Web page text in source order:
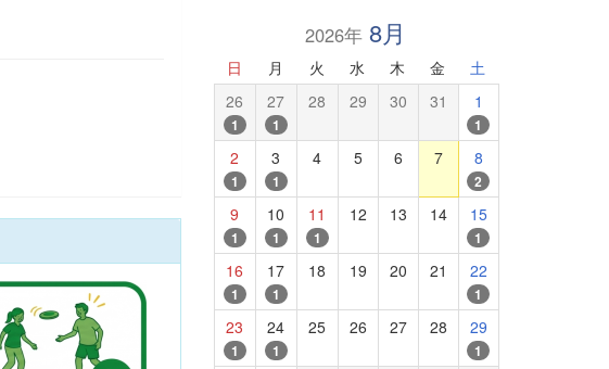
2026年 8月
日 月 火 水 木 金 土
26
1
27
1
28 29 30 31 1
1
2
1
3
1
4 5 6 7 8
2
9
1
10
1
11
1
12 13 14 15
1
16
1
17
1
18 19 20 21 22
1
23
1
24
1
25 26 27 28 29
1